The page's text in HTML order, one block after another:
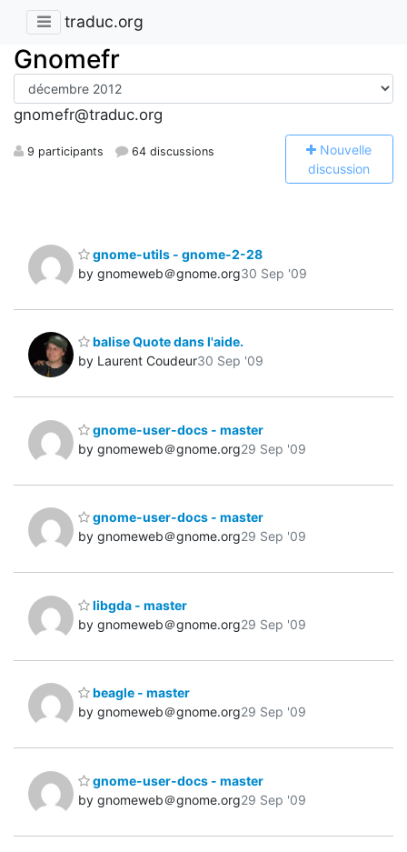
traduc.org
Gnomefr
gnomefr@traduc.org
9 participants 64 discussions Nouvelle
discussion
gnome-utils - gnome-2-28
by gnomeweb＠gnome.org30 Sep '09
balise Quote dans l'aide.
by Laurent Coudeur30 Sep '09
gnome-user-docs - master
by gnomeweb＠gnome.org29 Sep '09
gnome-user-docs - master
by gnomeweb＠gnome.org29 Sep '09
libgda - master
by gnomeweb＠gnome.org29 Sep '09
beagle - master
by gnomeweb＠gnome.org29 Sep '09
gnome-user-docs - master
by gnomeweb＠gnome.org29 Sep '09